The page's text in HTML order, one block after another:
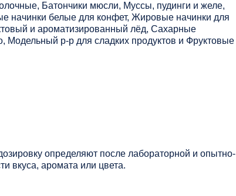
Батончики мюсли, Муссы, пудинги и желе,
начинки белые для конфет, Жировые начинки для
и ароматизированный лёд, Сахарные
р-р для сладких продуктов и Фруктовые
определяют после лабораторной и опытно-
вкуса, аромата или цвета.